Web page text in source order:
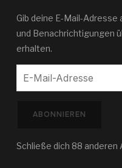
Gib deine E-Mail-Adresse
und Benachrichtigungen
erhalten.
ABONNIEREN
Schließe dich 88 anderen